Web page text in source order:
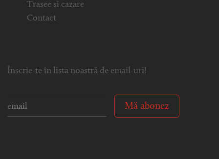
Trasee și cazare
Contact
Înscrie-te în lista noastră de email-uri!
Mă abonez